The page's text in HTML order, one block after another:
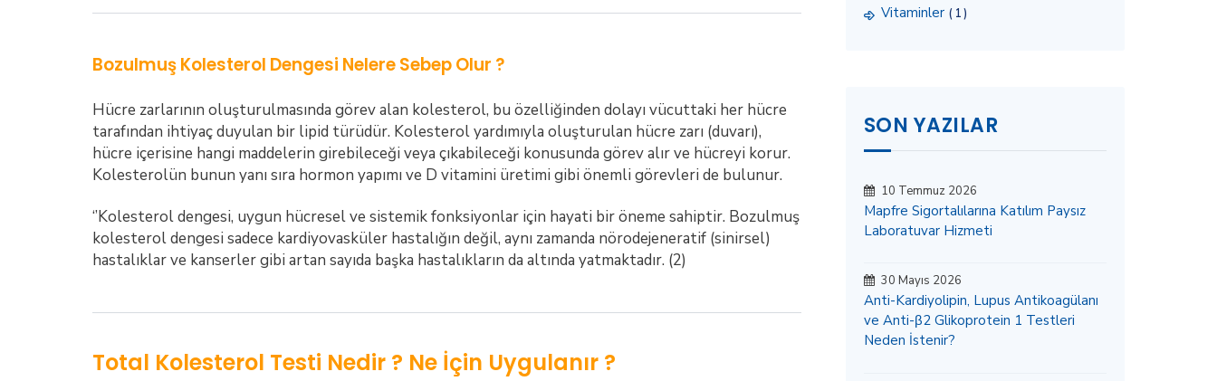
Bozulmuş Kolesterol Dengesi Nelere Sebep Olur ?
Hücre zarlarının oluşturulmasında görev alan kolesterol, bu özelliğinden dolayı vücuttaki her hücre
tarafından ihtiyaç duyulan bir lipid türüdür. Kolesterol yardımıyla oluşturulan hücre zarı (duvarı),
hücre içerisine hangi maddelerin girebileceği veya çıkabileceği konusunda görev alır ve hücreyi korur.
Kolesterolün bunun yanı sıra hormon yapımı ve D vitamini üretimi gibi önemli görevleri de bulunur.
‘’Kolesterol dengesi, uygun hücresel ve sistemik fonksiyonlar için hayati bir öneme sahiptir. Bozulmuş
kolesterol dengesi sadece kardiyovasküler hastalığın değil, aynı zamanda nörodejeneratif (sinirsel)
hastalıklar ve kanserler gibi artan sayıda başka hastalıkların da altında yatmaktadır. (2)
Total Kolesterol Testi Nedir ? Ne İçin Uygulanır ?
Vitaminler (1)
SON YAZILAR
10 Temmuz 2026
Mapfre Sigortalılarına Katılım Paysız
Laboratuvar Hizmeti
30 Mayıs 2026
Anti-Kardiyolipin, Lupus Antikoagülanı
ve Anti-β2 Glikoprotein 1 Testleri
Neden İstenir?